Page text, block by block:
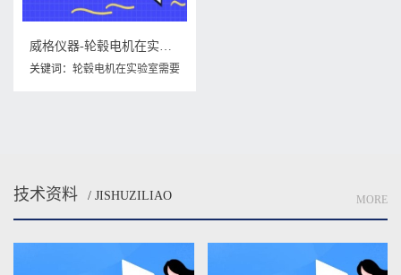
威格仪器-轮毂电机在实验室需要进行哪些测试
关键词： 轮毂电机在实验室需要
技术资料 / JISHUZILIAO MORE